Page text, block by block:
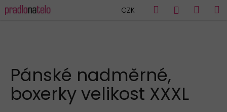
na
CZK Hledat
Pánské nadměrné,
boxerky velikost XXXL
K
o
o
p
o